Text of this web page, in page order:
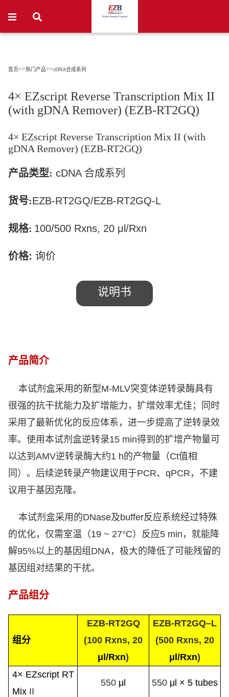
首页>>热门产品>>cDNA合成系列
4× EZscript Reverse Transcription Mix II
(with gDNA Remover) (EZB-RT2GQ)
4× EZscript Reverse Transcription Mix II (with
gDNA Remover) (EZB-RT2GQ)
产品类型: cDNA 合成系列
货号:EZB-RT2GQ/EZB-RT2GQ-L
规格: 100/500 Rxns, 20 μl/Rxn
价格: 询价
说明书
产品简介
本试剂盒采用的新型M-MLV突变体逆转录酶具有
很强的抗干扰能力及扩增能力，扩增效率尤佳；同时
采用了最新优化的反应体系，进一步提高了逆转录效
率。使用本试剂盒逆转录15 min得到的扩增产物量可
以达到 AMV逆转录酶大约1 h的产物量（Ct值相
同）。后续逆转录产物建议用于PCR、 qPCR ，不建
议用于基因克隆。
本试剂盒采用的DNase及buffer反应系统经过特殊
的优化，仅需室温（19 ~ 27°C）反应5 min ，就能降
解95%以上的基因组 DNA，极大的降低了可能残留的
基因组对结果的干扰。
产品组分
组分
EZB-RT2GQ
(100 Rxns, 20
μl/Rxn)
EZB-RT2GQ–L
(500 Rxns, 20
μl/Rxn)
4× EZscript RT
Mix II
550 μl 550 μl × 5 tubes